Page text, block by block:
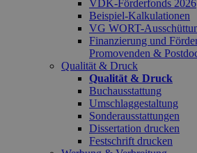
VDK-Förderfonds 2026
Beispiel-Kalkulationen
VG WORT-
Finanzierung und
Promovenden &
Qualität & Druck
Qualität & Druck
Buchausstattung
Umschlaggestaltung
Sonderausstattungen
Dissertation drucken
Festschrift drucken